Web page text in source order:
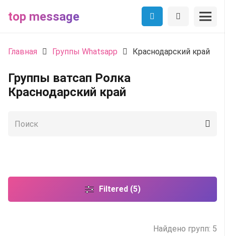
top message
Главная Группы Whatsapp Краснодарский край
Группы ватсап Ролка
Краснодарский край
Filtered (5)
Найдено групп: 5